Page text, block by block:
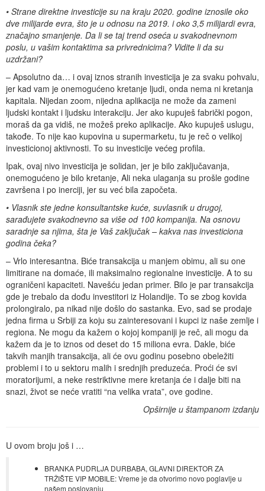
• Strane direktne investicije su na kraju 2020. godine iznosile oko
dve milijarde evra, što je u odnosu na 2019. i oko 3,5 milijardi evra,
značajno smanjenje. Da li se taj trend oseća u svakodnevnom
poslu, u vašim kontaktima sa privrednicima? Vidite li da su
uzdržani?
– Apsolutno da… i ovaj iznos stranih investicija je za svaku pohvalu,
jer kad vam je onemogućeno kretanje ljudi, onda nema ni kretanja
kapitala. Nijedan zoom, nijedna aplikacija ne može da zameni
ljudski kontakt i ljudsku interakciju. Jer ako kupuješ fabrički pogon,
moraš da ga vidiš, ne možeš preko aplikacije. Ako kupuješ uslugu,
takođe. To nije kao kupovina u supermarketu, tu je reč o velikoj
investicionoj aktivnosti. To su investicije većeg profila.
Ipak, ovaj nivo investicija je solidan, jer je bilo zaključavanja,
onemogućeno je bilo kretanje, Ali neka ulaganja su prošle godine
završena i po inerciji, jer su već bila započeta.
• Vlasnik ste jedne konsultantske kuće, suvlasnik u drugoj,
sarađujete svakodnevno sa više od 100 kompanija. Na osnovu
saradnje sa njima, šta je Vaš zaključak – kakva nas investiciona
godina čeka?
– Vrlo interesantna. Biće transakcija u manjem obimu, ali su one
limitirane na domaće, ili maksimalno regionalne investicije. A to su
ograničeni kapaciteti. Navešću jedan primer. Bilo je par transakcija
gde je trebalo da dođu investitori iz Holandije. To se zbog kovida
prolongiralo, pa nikad nije došlo do sastanka. Evo, sad se prodaje
jedna firma u Srbiji za koju su zainteresovani i kupci iz naše zemlje i
regiona. Ne mogu da kažem o kojoj kompaniji je reč, ali mogu da
kažem da je to iznos od deset do 15 miliona evra. Dakle, biće
takvih manjih transakcija, ali će ovu godinu posebno obeležiti
problemi i to u sektoru malih i srednjih preduzeća. Proći će svi
moratorijumi, a neke restriktivne mere kretanja će i dalje biti na
snazi, život se neće vratiti “na velika vrata”, ove godine.
Opširnije u štampanom izdanju
U ovom broju još i …
BRANKA PUDRLJA DURBABA, GLAVNI DIREKTOR ZA
TRŽIŠTE VIP MOBILE: Vreme je da otvorimo novo poglavlje u
našem poslovanju